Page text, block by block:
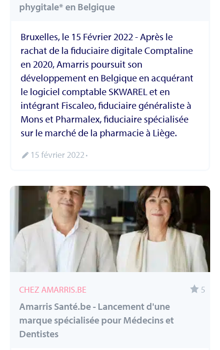
phygitale* en Belgique
Bruxelles, le 15 Février 2022 - Après le
rachat de la fiduciaire digitale Comptaline
en 2020, Amarris poursuit son
développement en Belgique en acquérant
le logiciel comptable SKWAREL et en
intégrant Fiscaleo, fiduciaire généraliste à
Mons et Pharmalex, fiduciaire spécialisée
sur le marché de la pharmacie à Liège.
15 février 2022
CHEZ AMARRIS.BE 5
Amarris Santé.be - Lancement d'une
marque spécialisée pour Médecins et
Dentistes